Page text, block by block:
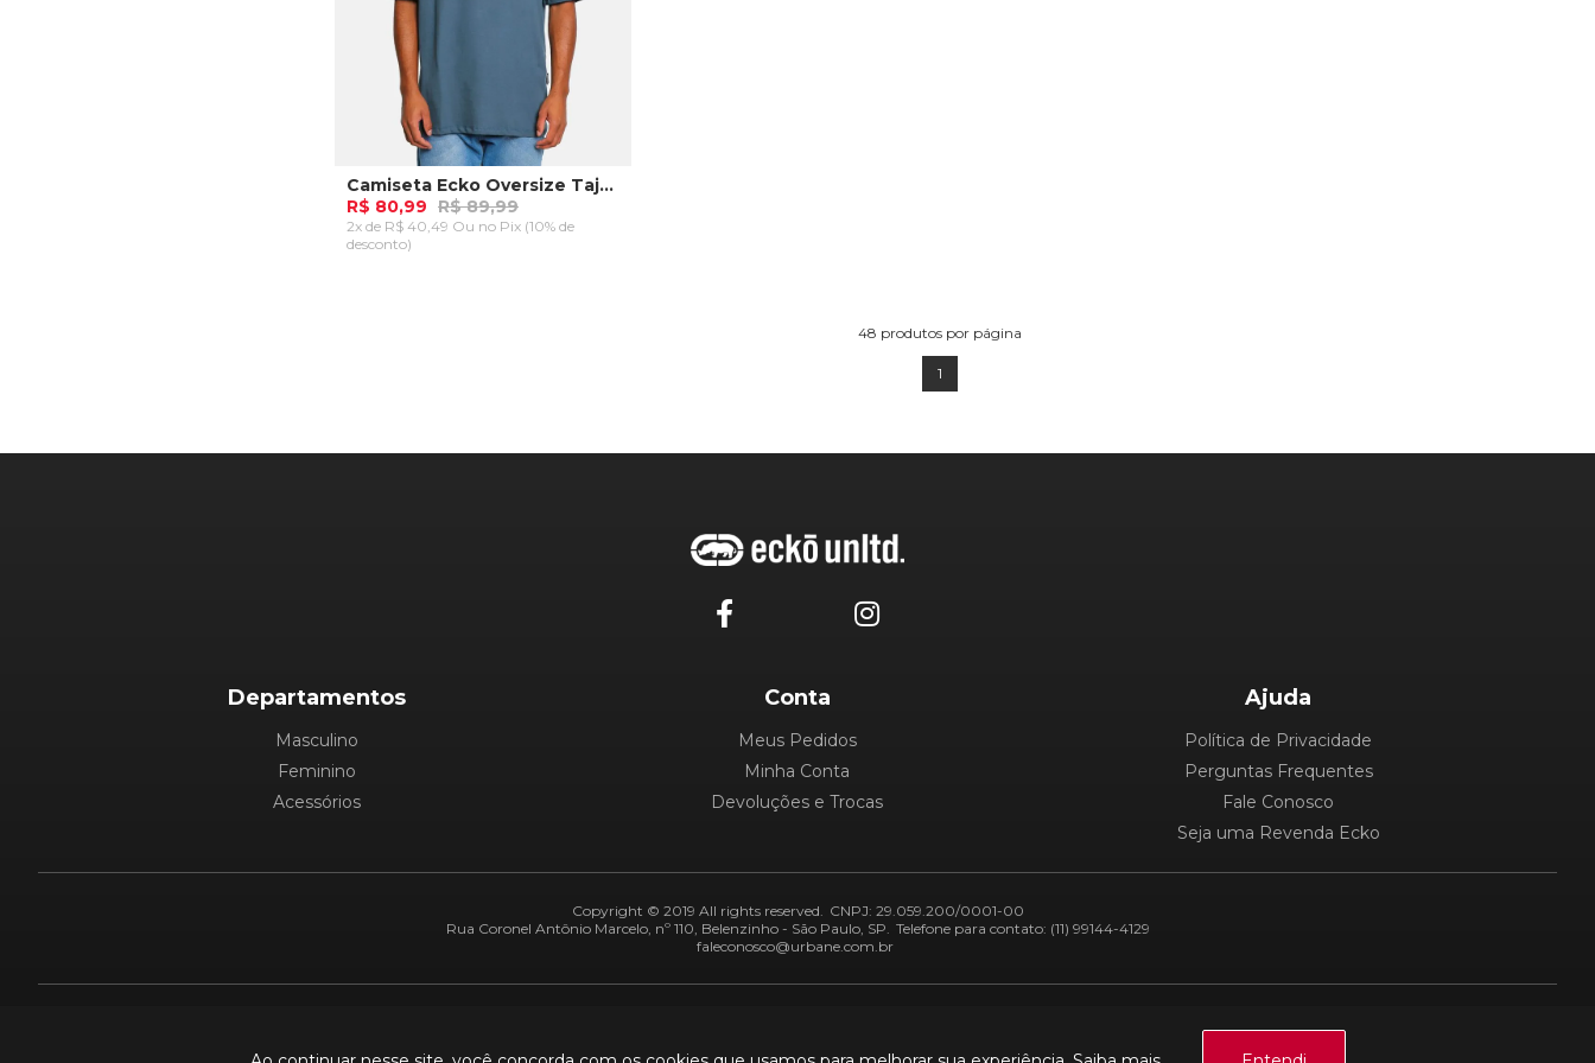
Camiseta Ecko Oversize Tajuba Azul
R$ 80,99 R$ 89,99
2x de R$ 40,49 Ou no Pix (10% de
desconto)
48 produtos por página
1
Departamentos
Masculino
Feminino
Acessórios
Conta
Meus Pedidos
Minha Conta
Devoluções e Trocas
Ajuda
Política de Privacidade
Perguntas Frequentes
Fale Conosco
Seja uma Revenda Ecko
Copyright © 2019 All rights reserved. CNPJ: 29.059.200/0001-00
Rua Coronel Antônio Marcelo, nº 110, Belenzinho - São Paulo, SP. Telefone para contato: (11) 99144-4129
faleconosco@urbane.com.br